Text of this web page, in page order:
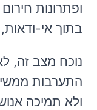
ופתרונות
בתוך אי-
נוכח מצב זה,
התערבות
ולא תמיכה